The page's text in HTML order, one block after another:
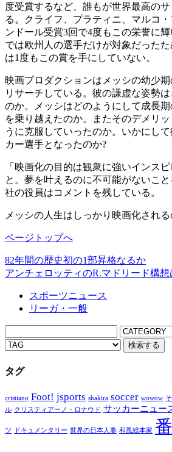
度受賞するなど、誰もが世界最高の
る。クライフ、プラティニ、マルコ
ンドール受賞3回で4度もこの栄誉に
では欧州人の選手だけが対象だった
は1度もこの賞を手にしていない。
映画プロダクションはメッシの幼少
リサーチしている。彼の謙虚な姿勢
のか。メッシはどのようにして成長
を乗り越えたのか。またそのデメリ
うに克服していったのか。いかにし
カー選手となったのか?
「映画化の目的は観衆に強いインス
と。夢を叶えるのに不可能がないこ
社の役員はコメントを残している。
メッシの人生はしっかり映画化される
ページトップへ
82年間の歴史初の1部昇格なるか
アンチェロッティのR.マドリード構
スポーツニュース
リーガ・一般
タグ
cristiano Foot! jsports shakira soccer wowow
ル クリスティアーノ・ロナウド サッカーニュー
ツ ドキュメンタリー 世界の日本人妻 和風総本家